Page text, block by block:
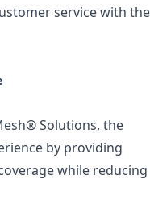
service with the
Solutions, the
by providing
while reducing